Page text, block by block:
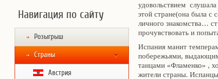
Навигация по сайту
Розыгрыш
Страны
Австрия
удовольствием
этой стране(она была с
личного знакомства…
прочувствовать и
Испания манит
побережьями,
танцами «Фламенко» ,
жители страны.